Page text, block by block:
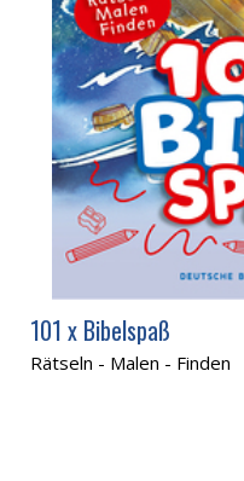
101 x Bibelspaß
Rätseln - Malen - Finden